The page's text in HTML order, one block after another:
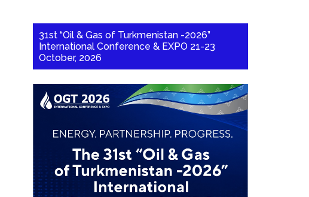
31st “Oil & Gas of Turkmenistan -2026”
International Conference & EXPO 21-23
October, 2026